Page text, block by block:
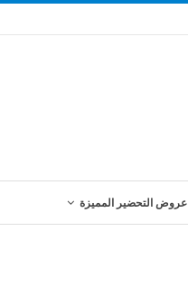
عروض التحضير المميزة